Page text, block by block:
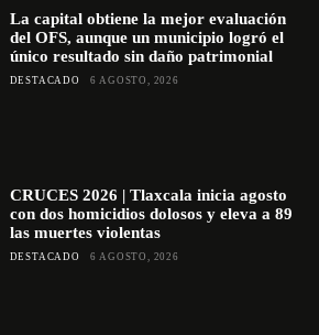
La capital obtiene la mejor evaluación
del OFS, aunque un municipio logró el
único resultado sin daño patrimonial
DESTACADO 6 AGOSTO, 2026
CRUCES 2026 | Tlaxcala inicia agosto
con dos homicidios dolosos y eleva a 89
las muertes violentas
DESTACADO 6 AGOSTO, 2026